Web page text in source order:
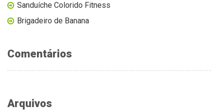
Sanduíche Colorido Fitness
Brigadeiro de Banana
Comentários
Arquivos